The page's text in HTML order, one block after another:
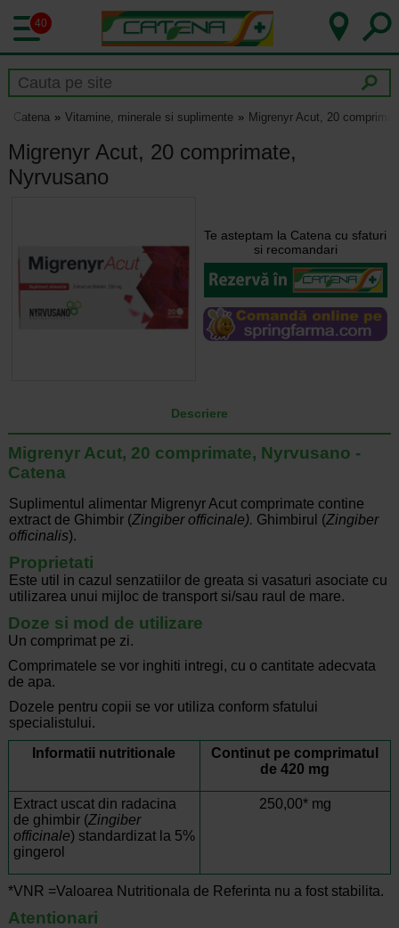
40
Catena Vitamine, minerale si suplimente Migrenyr Acut, 20
Migrenyr Acut, 20 comprimate,
Nyrvusano
Te asteptam la Catena cu sfaturi
si recomandari
Descriere
Migrenyr Acut, 20 comprimate, Nyrvusano -
Catena
Suplimentul alimentar Migrenyr Acut comprimate contine
extract de Ghimbir (Zingiber officinale). Ghimbirul (Zingiber
officinalis).
Proprietati
Este util in cazul senzatiilor de greata si vasaturi asociate cu
utilizarea unui mijloc de transport si/sau raul de mare.
Doze si mod de utilizare
Un comprimat pe zi.
Comprimatele se vor inghiti intregi, cu o cantitate adecvata
de apa.
Dozele pentru copii se vor utiliza conform sfatului
specialistului.
Informatii nutritionale
Continut pe comprimatul
de 420 mg
Extract uscat din radacina
de ghimbir (Zingiber
officinale) standardizat la 5%
gingerol
250,00* mg
*VNR =Valoarea Nutritionala de Referinta nu a fost stabilita.
Atentionari